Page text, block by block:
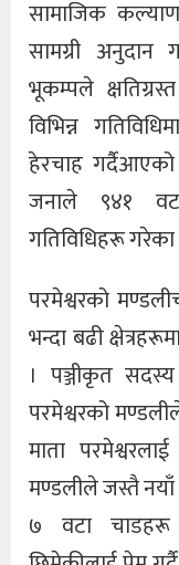
सामाजिक
सामग्री अनुदान
भूकम्पले
विभिन्न
हेरचाह
जनाले ९४१
गतिविधिहरू
परमेश्वरको
भन्दा बढी
। पञ्जीकृत
परमेश्वरको
माता
मण्डलीले जस्तै
७ वटा चाडहरू